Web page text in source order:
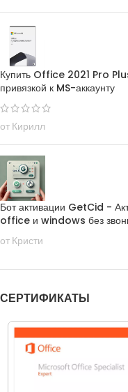
Купить Office 2021 Pro
привязкой к MS-аккаунту
от Кирилл
Бот активации GetCid -
office и windows без
от Кристи
СЕРТИФИКАТЫ